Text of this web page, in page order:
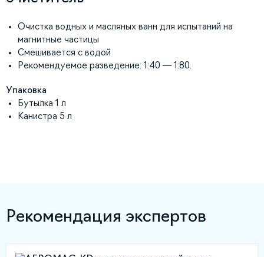
Очистка водных и масляных ванн для испытаний на
магнитные частицы
Смешивается с водой
Рекомендуемое разведение: 1:40 — 1:80.
Упаковка
Бутылка 1 л
Канистра 5 л
Рекомендация экспертов